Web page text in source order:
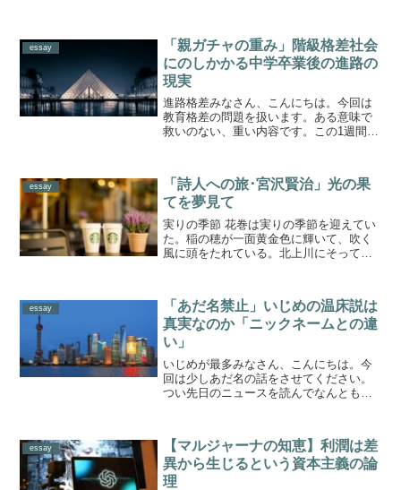
みなさん、それぞれ自分にあった服装を
身につけていますね。髪型...
essay
「親ガチャの重み」階級格差社会
にのしかかる中学卒業後の進路の
現実
進路格差みなさん、こんにちは。今回は
教育格差の問題を扱います。ある意味で
救いのない、重い内容です。この1週間
の困難と支援に向き合う』(朝日新書)で
す。どの高校に進学...
essay
「詩人への旅･宮沢賢治」光の果
てを夢見て
実りの季節 花巻は実りの季節を迎えてい
た。稲の穂が一面黄金色に輝いて、吹く
風に頭をたれている。北上川にそって旅
のを感ずる。遠くに早池峰山系の山々、
広々と続く平野、そして...
essay
「あだ名禁止」いじめの温床説は
真実なのか「ニックネームとの違
い」
いじめが最多みなさん、こんにちは。今
回は少しあだ名の話をさせてください。
つい先日のニュースを読んでなんとも言
れたいじめの件数が前年度より6万件も多
かったというのです...
essay
【マルジャーナの知恵】利潤は差
異から生じるという資本主義の論
理